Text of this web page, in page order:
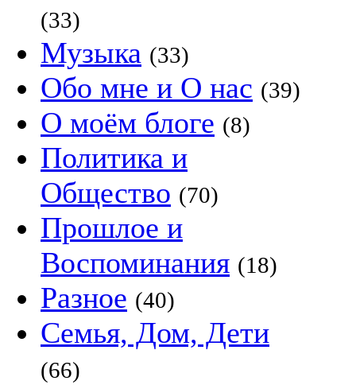
(33)
Музыка (33)
Обо мне и О нас (39)
О моём блоге (8)
Политика и
Общество (70)
Прошлое и
Воспоминания (18)
Разное (40)
Семья, Дом, Дети
(66)